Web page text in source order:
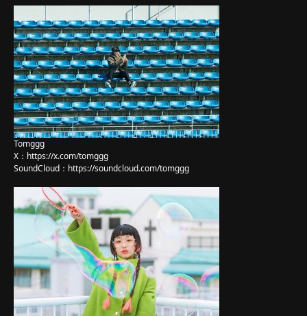
Tomggg
X： https://x.com/tomggg
SoundCloud： https://soundcloud.com/tomggg